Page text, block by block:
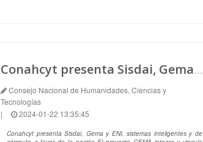
Conahcyt presenta Sisdai, Gema y ENI, sistemas inteligentes y de cómputo a favor de la nación.
Consejo Nacional de Humanidades, Ciencias y
Tecnologías
|
2024-01-22 13:35:45
Conahcyt presenta Sisdai, Gema y ENI, sistemas inteligentes y de